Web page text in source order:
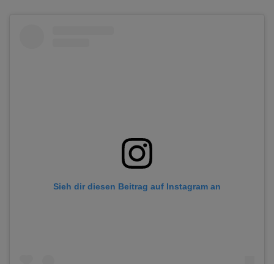
Sieh dir diesen Beitrag auf Instagram an